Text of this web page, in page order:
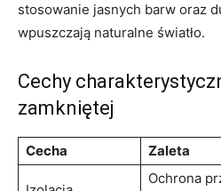
stosowanie jasnych barw oraz
wpuszczają naturalne światło.
Cechy
zamkniętej
Cecha Zaleta
Ochrona